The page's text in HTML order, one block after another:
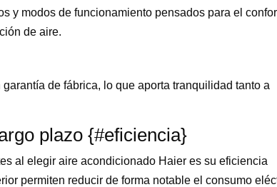
y modos de funcionamiento pensados para el
de aire.
de fábrica, lo que aporta tranquilidad tanto a
plazo {#eficiencia}
al elegir aire acondicionado Haier es su eficiencia
permiten reducir de forma notable el consumo